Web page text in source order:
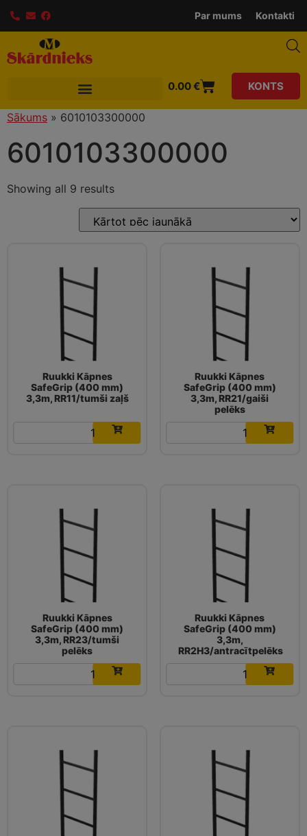
Par mums Kontakti
0.00€ KONTS
Sākums » 6010103300000
6010103300000
Showing all 9 results
Ruukki Kāpnes
SafeGrip (400 mm)
3,3m, RR11/tumši zaļš
99.64€
Ruukki Kāpnes
SafeGrip (400 mm)
3,3m, RR21/gaiši
pelēks
99.64€
Ruukki Kāpnes
SafeGrip (400 mm)
3,3m, RR23/tumši
pelēks
99.64€
Ruukki Kāpnes
SafeGrip (400 mm)
3,3m,
RR2H3/antracītpelēks
99.64€